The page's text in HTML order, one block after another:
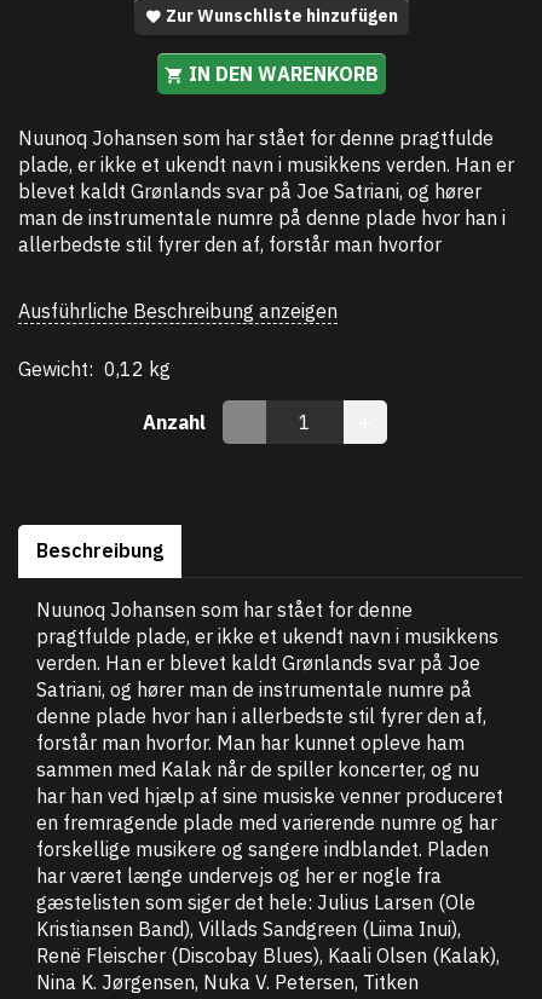
Zur Wunschliste hinzufügen
IN DEN WARENKORB
Nuunoq Johansen som har stået for denne pragtfulde
plade, er ikke et ukendt navn i musikkens verden. Han er
blevet kaldt Grønlands svar på Joe Satriani, og hører
man de instrumentale numre på denne plade hvor han i
allerbedste stil fyrer den af, forstår man hvorfor
Ausführliche Beschreibung anzeigen
Gewicht: 0,12 kg
Anzahl
Beschreibung
Nuunoq Johansen som har stået for denne
pragtfulde plade, er ikke et ukendt navn i musikkens
verden. Han er blevet kaldt Grønlands svar på Joe
Satriani, og hører man de instrumentale numre på
denne plade hvor han i allerbedste stil fyrer den af,
forstår man hvorfor. Man har kunnet opleve ham
sammen med Kalak når de spiller koncerter, og nu
har han ved hjælp af sine musiske venner produceret
en fremragende plade med varierende numre og har
forskellige musikere og sangere indblandet. Pladen
har været længe undervejs og her er nogle fra
gæstelisten som siger det hele: Julius Larsen (Ole
Kristiansen Band), Villads Sandgreen (Liima Inui),
Renë Fleischer (Discobay Blues), Kaali Olsen (Kalak),
Nina K. Jørgensen, Nuka V. Petersen, Titken